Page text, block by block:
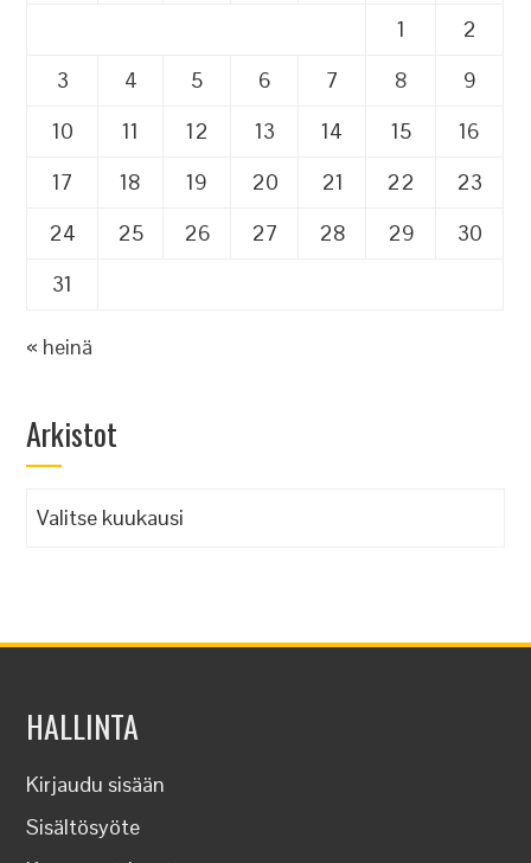
1
2
3
4 5 6 7 8
9
10
11 12 13 14 15
16
17
18 19 20 21 22
23
24
25 26 27 28 29
30
31
« heinä
Arkistot
Arkistot
HALLINTA
Kirjaudu sisään
Sisältösyöte